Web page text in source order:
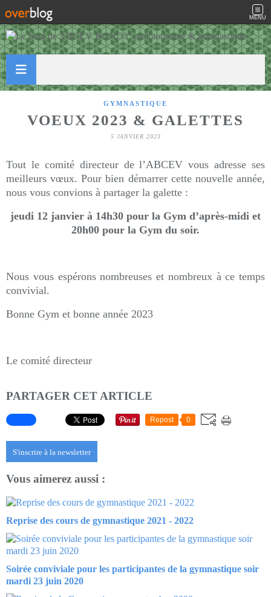
MENU
GYMNASTIQUE
VOEUX 2023 & GALETTES
5 JANVIER 2023
Tout le comité directeur de l’ABCEV vous adresse ses
meilleurs vœux. Pour bien démarrer cette nouvelle année,
nous vous convions à partager la galette :
jeudi 12 janvier à 14h30 pour la Gym d’après-midi et
20h00 pour la Gym du soir.
Nous vous espérons nombreuses et nombreux à ce temps
convivial.
Bonne Gym et bonne année 2023
Le comité directeur
PARTAGER CET ARTICLE
Repost 0
S'inscrire à la newsletter
Vous aimerez aussi :
Reprise des cours de gymnastique 2021 - 2022
Soirée conviviale pour les participantes de la gymnastique soir
mardi 23 juin 2020